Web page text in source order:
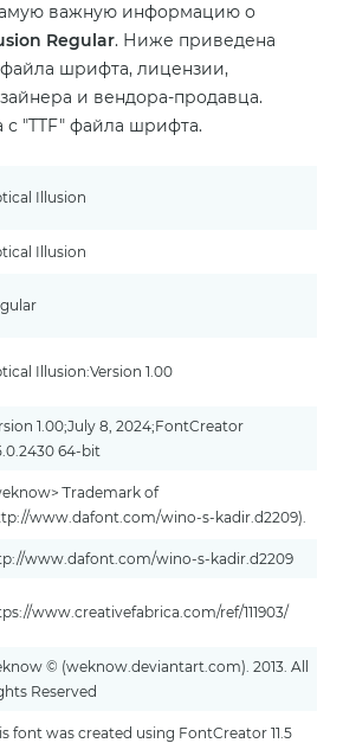
важную информацию о
Regular. Ниже приведена
шрифта, лицензии,
и вендора-продавца.
"TTF" файла шрифта.
Illusion
Illusion
Illusion:Version 1.00
1.00;July 8, 2024;FontCreator
64-bit
Trademark of
www.dafont.com/wino-s-kadir.d2209).
www.dafont.com/wino-s-kadir.d2209
www.creativefabrica.com/ref/111903/
© (weknow.deviantart.com). 2013. All
Reserved
font was created using FontCreator 11.5